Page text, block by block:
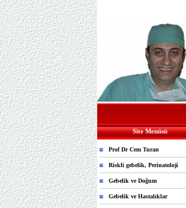
Site Menüsü
Prof Dr Cem Turan
Riskli gebelik, Perinatoloji
Gebelik ve Doğum
Gebelik ve Hastalıklar